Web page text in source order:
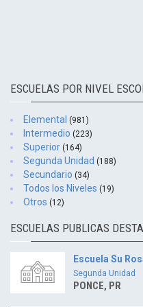
ESCUELAS POR NIVEL
Elemental (981)
Intermedio (223)
Superior (164)
Segunda Unidad (188)
Secundario (34)
Todos los Niveles (19)
Otros (12)
ESCUELAS PUBLICAS
Escuela Su
Segunda Unidad
PONCE, PR